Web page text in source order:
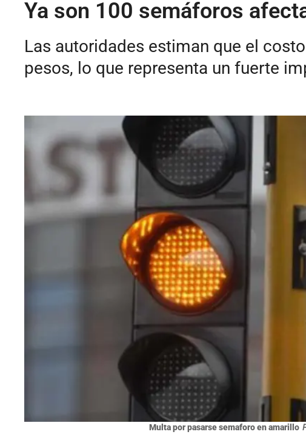
Ya son 100 semáforos
Las autoridades estiman que el
pesos, lo que representa un fuerte
Multa por pasarse semaforo en amarillo